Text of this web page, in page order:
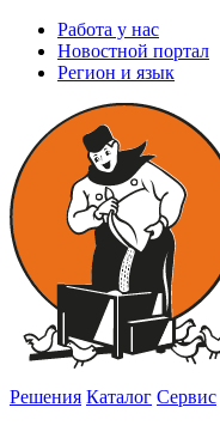
Работа у нас
Новостной портал
Регион и язык
Решения Каталог Сервис